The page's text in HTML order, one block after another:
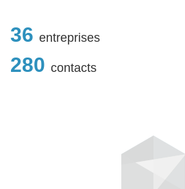
36 entreprises
280 contacts